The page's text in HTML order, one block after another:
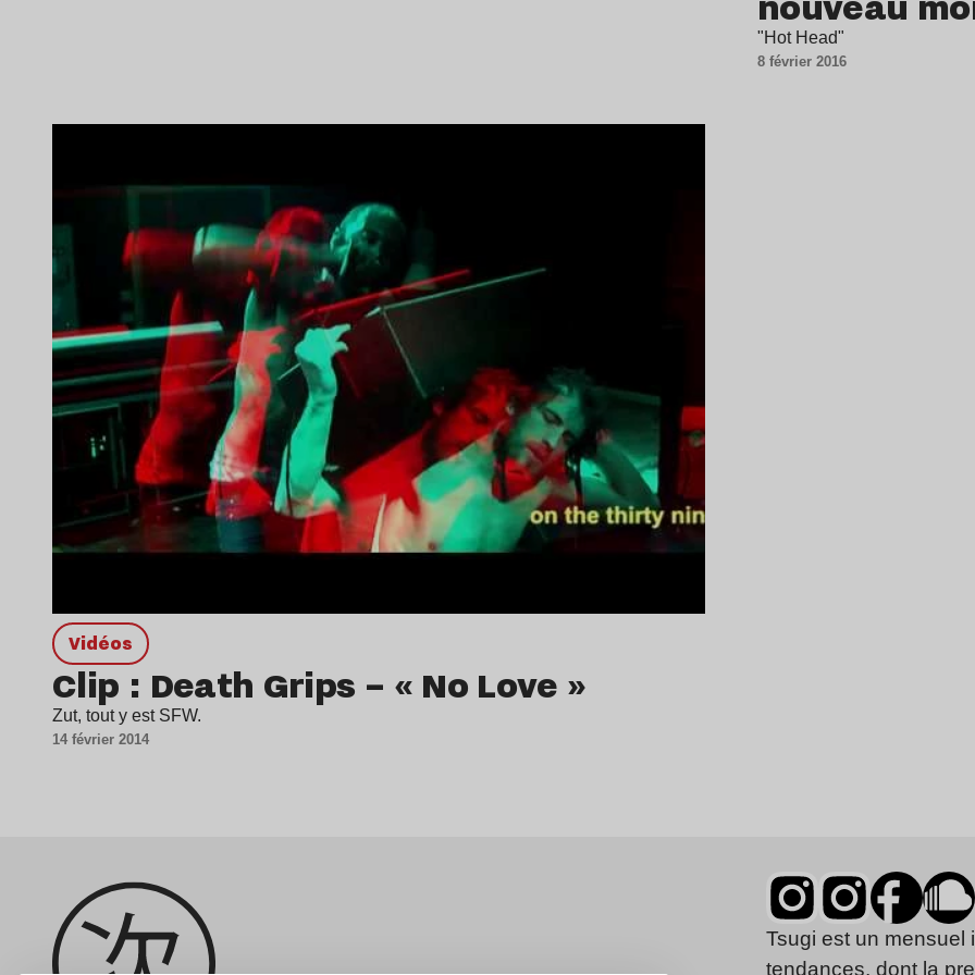
"Hot Head"
8 février 2016
Vidéos
Clip : Death Grips – « No Love »
Zut, tout y est SFW.
14 février 2014
Tsugi est un mensuel
tendances, dont la